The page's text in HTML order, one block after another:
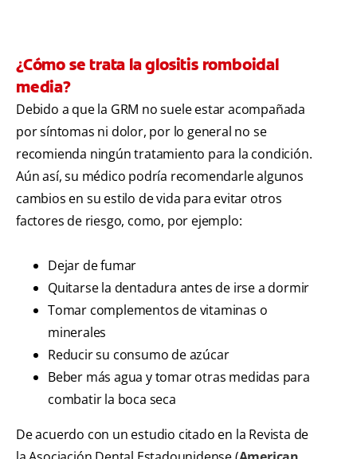
¿Cómo se trata la glositis romboidal
media?
Debido a que la GRM no suele estar acompañada
por síntomas ni dolor, por lo general no se
recomienda ningún tratamiento para la condición.
Aún así, su médico podría recomendarle algunos
cambios en su estilo de vida para evitar otros
factores de riesgo, como, por ejemplo:
Dejar de fumar
Quitarse la dentadura antes de irse a dormir
Tomar complementos de vitaminas o
minerales
Reducir su consumo de azúcar
Beber más agua y tomar otras medidas para
combatir la boca seca
De acuerdo con un estudio citado en la Revista de